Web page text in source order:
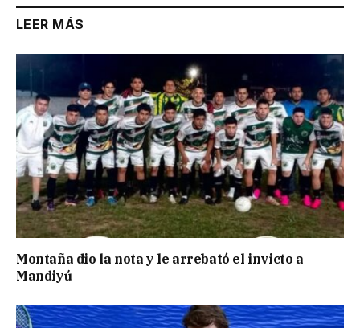
LEER MÁS
Montaña dio la nota y le arrebató el invicto a
Mandiyú